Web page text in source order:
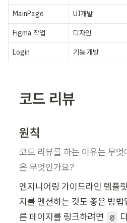
MainPage UI개발
Figma 작업 디자인
Login 기능 개발
코드 리뷰
원칙
코드 리뷰를 하는 이유는 무
은 무엇인가요?
엔지니어링 가이드라인 템플
지를 멘션하는 것도 좋은 방
른 페이지를 링크하려면
@